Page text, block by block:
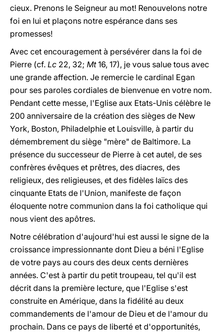
cieux. Prenons le Seigneur au mot! Renouvelons notre
foi en lui et plaçons notre espérance dans ses
promesses!
Avec cet encouragement à persévérer dans la foi de
Pierre (cf. Lc 22, 32; Mt16, 17), je vous salue tous avec
une grande affection. Je remercie le cardinal Egan
pour ses paroles cordiales de bienvenue en votre nom.
Pendant cette messe, l'Eglise aux Etats-Unis célèbre le
200 anniversaire de la création des sièges de New
York, Boston, Philadelphie et Louisville, à partir du
démembrement du siège "mère" de Baltimore. La
présence du successeur de Pierre à cet autel, de ses
confrères évêques et prêtres, des diacres, des
religieux, des religieuses, et des fidèles laïcs des
cinquante Etats de l'Union, manifeste de façon
éloquente notre communion dans la foi catholique qui
nous vient des apôtres.
Notre célébration d'aujourd'hui est aussi le signe de la
croissance impressionnante dont Dieu a béni l'Eglise
de votre pays au cours des deux cents dernières
années. C'est à partir du petit troupeau, tel qu'il est
décrit dans la première lecture, que l'Eglise s'est
construite en Amérique, dans la fidélité au deux
commandements de l'amour de Dieu et de l'amour du
prochain. Dans ce pays de liberté et d'opportunités,